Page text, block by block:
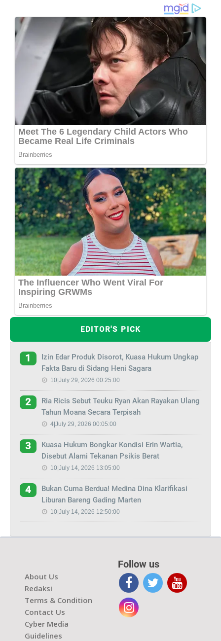
EDITOR'S PICK
1
Izin Edar Produk Disorot, Kuasa Hukum Ungkap
Fakta Baru di Sidang Heni Sagara
10|July 29, 2026 00:25:00
2
Ria Ricis Sebut Teuku Ryan Akan Rayakan Ulang
Tahun Moana Secara Terpisah
4|July 29, 2026 00:05:00
3
Kuasa Hukum Bongkar Kondisi Erin Wartia,
Disebut Alami Tekanan Psikis Berat
10|July 14, 2026 13:05:00
4
Bukan Cuma Berdua! Medina Dina Klarifikasi
Liburan Bareng Gading Marten
10|July 14, 2026 12:50:00
About Us
Redaksi
Terms & Condition
Contact Us
Cyber Media
Guidelines
Follow us